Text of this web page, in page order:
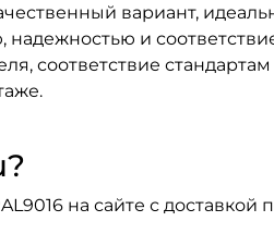
вариант,
надежностью и
соответствие
на сайте с доставкой